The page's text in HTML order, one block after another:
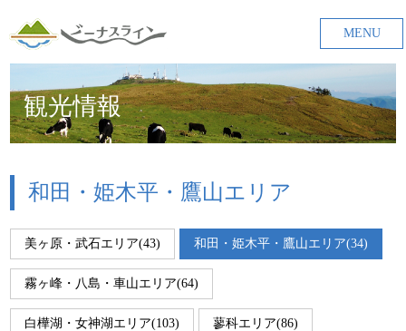
MENU
観光情報
和田・姫木平・鷹山エリア
美ヶ原・武石エリア(43) 和田・姫木平・鷹山エリア(34)
霧ヶ峰・八島・車山エリア(64)
白樺湖・女神湖エリア(103) 蓼科エリア(86)